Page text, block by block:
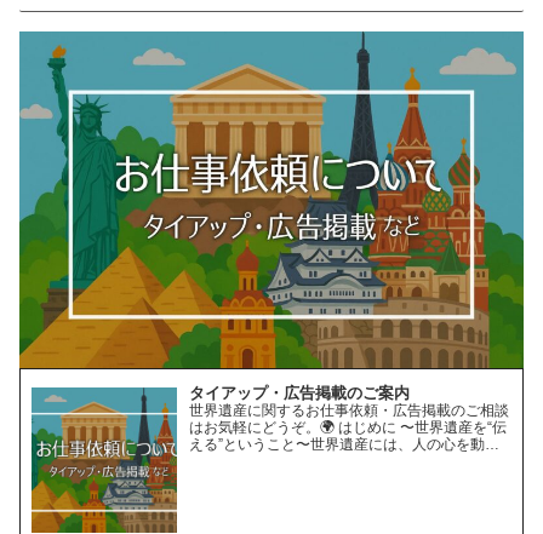
タイアップ・広告掲載のご案内
世界遺産に関するお仕事依頼・広告掲載のご相談
はお気軽にどうぞ。🌍 はじめに 〜世界遺産を“伝
える”ということ〜世界遺産には、人の心を動か